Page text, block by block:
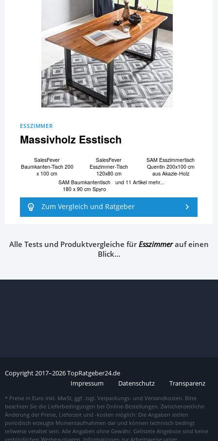
ESSZIMMER
Massivholz Esstisch
SalesFever
Baumkanten-Tisch 200
x 100 cm
SalesFever
Esszimmer-Tisch
120x80 cm
SAM Esszimmertisch
Quentin 200x100 cm
aus Akazie-Holz
SAM Baumkantentisch
180 x 90 cm Spyro
und 11 Artikel mehr...
Zum Vergleich und Ratgeber
Alle Tests und Produktvergleiche fürEsszimmerauf einen
Blick…
Copyright2017–2026TopRatgeber24.de
Impressum
Datenschutz Transparenz